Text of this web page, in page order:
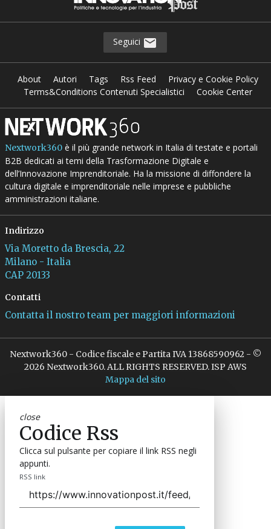
Seguici
About Autori Tags Rss Feed
Privacy e Cookie Policy
Terms&Conditions Contenuti Specialistici
Cookie Center
Nextwork360è il più grande network in Italia di testate e portali
B2B dedicati ai temi della Trasformazione Digitale e
dell’Innovazione Imprenditoriale. Ha la missione di diffondere la
cultura digitale e imprenditoriale nelle imprese e pubbliche
amministrazioni italiane.
Indirizzo
Via Moretto da Brescia, 22
Milano - Italia
CAP 20133
Contatti
Contatta il nostro team per maggiori informazioni
Nextwork360 - Codice fiscale e Partita IVA 13868590962 - ©
2026 Nextwork360. ALL RIGHTS RESERVED. ISP AWS
Mappa del sito
close
Codice Rss
Clicca sul pulsante per copiare il link RSS negli
appunti.
RSS link